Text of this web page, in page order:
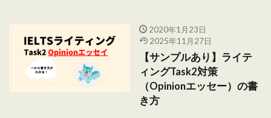
2020年1月23日
2025年11月27日
【サンプルあり】ライテ
ィングTask2対策
（Opinionエッセー）の書
き方